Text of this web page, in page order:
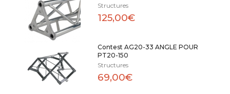
Structures
125,00€
Contest AG20-33 ANGLE POUR
PT20-150
Structures
69,00€